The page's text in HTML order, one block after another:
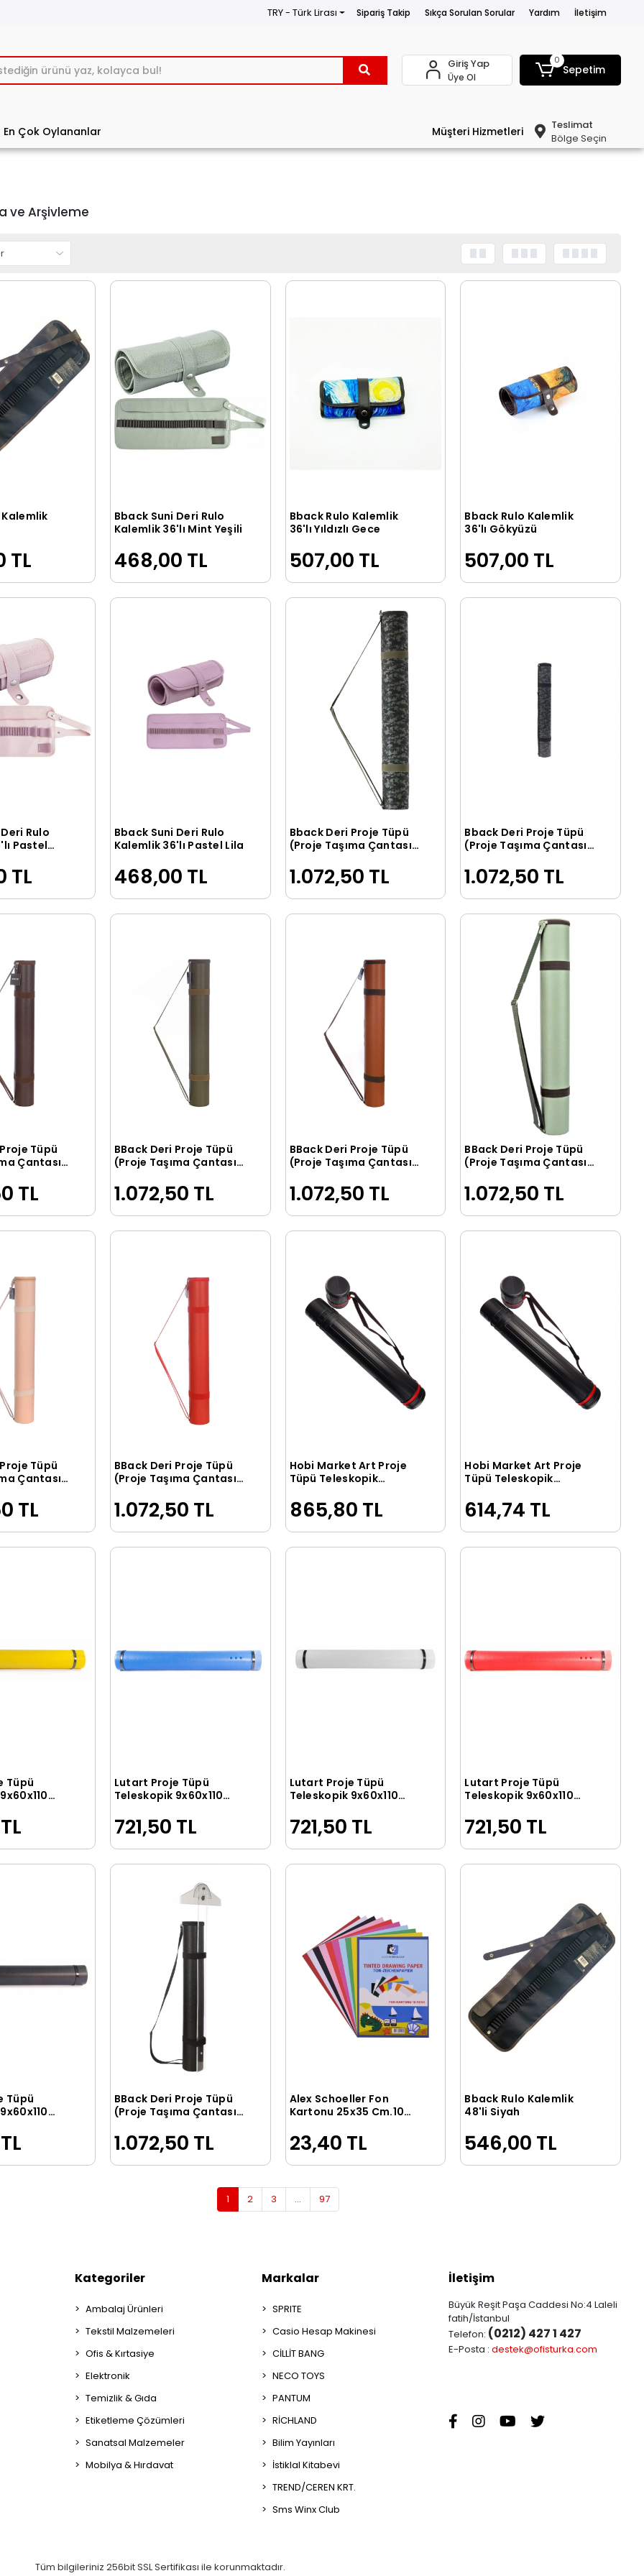
TRY - Türk Lirası Sipariş Takip Sıkça Sorulan Sorular Yardım İletişim
Giriş Yap
Üye Ol
0
Sepetim
En Çok Oylananlar Müşteri Hizmetleri
Teslimat
Bölge Seçin
ve Arşivleme
Ekle
TL
Sepete Ekle
Bback Suni Deri Rulo
Kalemlik 36'lı Mint Yeşili
468,00 TL
Sepete Ekle
Bback Rulo Kalemlik
36'lı Yıldızlı Gece
507,00 TL
Sepete Ekle
Bback Rulo Kalemlik
36'lı Gökyüzü
507,00 TL
Ekle
Rulo
Pastel
TL
Sepete Ekle
Bback Suni Deri Rulo
Kalemlik 36'lı Pastel Lila
468,00 TL
Sepete Ekle
Bback Deri Proje Tüpü
(Proje Taşıma Çantası)
1.072,50 TL
Sepete Ekle
Bback Deri Proje Tüpü
(Proje Taşıma Çantası)
1.072,50 TL
Ekle
Tüpü
Çantası)
TL
Sepete Ekle
BBack Deri Proje Tüpü
(Proje Taşıma Çantası)
1.072,50 TL
Sepete Ekle
BBack Deri Proje Tüpü
(Proje Taşıma Çantası)
1.072,50 TL
Sepete Ekle
BBack Deri Proje Tüpü
(Proje Taşıma Çantası)
1.072,50 TL
Ekle
Tüpü
Çantası)
TL
Sepete Ekle
BBack Deri Proje Tüpü
(Proje Taşıma Çantası)
1.072,50 TL
Sepete Ekle
Hobi Market Art Proje
Tüpü Teleskopik
865,80 TL
Sepete Ekle
Hobi Market Art Proje
Tüpü Teleskopik
614,74 TL
Ekle
Tüpü
Sepete Ekle
Lutart Proje Tüpü
Teleskopik 9x60x110
721,50 TL
Sepete Ekle
Lutart Proje Tüpü
Teleskopik 9x60x110
721,50 TL
Sepete Ekle
Lutart Proje Tüpü
Teleskopik 9x60x110
721,50 TL
Ekle
Tüpü
Sepete Ekle
BBack Deri Proje Tüpü
(Proje Taşıma Çantası)
1.072,50 TL
Sepete Ekle
Alex Schoeller Fon
Kartonu 25x35 Cm.10
23,40 TL
Sepete Ekle
Bback Rulo Kalemlik
48'li Siyah
546,00 TL
1 2 3 ... 97
Kategoriler
Ambalaj Ürünleri
Tekstil Malzemeleri
Ofis & Kırtasiye
Elektronik
Temizlik & Gıda
Etiketleme Çözümleri
Sanatsal Malzemeler
Mobilya & Hırdavat
Markalar
SPRITE
Casio Hesap Makinesi
CİLLİT BANG
NECO TOYS
PANTUM
RİCHLAND
Bilim Yayınları
İstiklal Kitabevi
TREND/CEREN KRT.
Sms Winx Club
İletişim
Büyük Reşit Paşa Caddesi No:4 Laleli
fatih/İstanbul
Telefon: (0212) 427 1 427
E-Posta : destek@ofisturka.com
Tüm bilgileriniz 256bit SSL Sertifikası ile korunmaktadır.